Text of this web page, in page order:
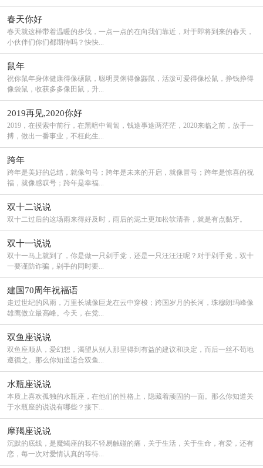
春天你好
春天就这样带着温暖的步伐，一点一点的在向我们靠近，对于即将到来的春天，
小伙伴们你们都期待吗？快快...
鼠年
祝你鼠年身体健康得像硕鼠，聪明灵俐得像鼹鼠，活泼可爱得像松鼠，挣钱挣得
像袋鼠，收获多多像田鼠，升...
2019再见,2020你好
2019，在摸索中前行，在黑暗中匍匐，钱途事途两茫茫，2020来临之前，放手一
搏，做出一番事业，不枉此生...
跨年
跨年是美好的总结，就像句号；跨年是未来的开启，就像冒号；跨年是惊喜的祝
福，就像感叹号；跨年是幸福...
双十二说说
双十二过后的这场雨来得好及时，雨后的泥土更加松软清香，就是有点黏牙。
双十一说说
双十一马上就到了，你是做一只剁手党，还是一只汪汪汪呢？对于剁手党，双十
一要谨防诈骗，剁手的同时要...
建国70周年祝福语
走过世纪的风雨，万里长城像巨龙在云中穿梭；跨国岁月的长河，珠穆朗玛峰像
雄鹰傲立最高峰。今天，在党...
双鱼座说说
双鱼座顺从，爱幻想，渴望从别人那里得到有益的建议和决定，而后一丝不苟地
遵循之。那么你知道适合双鱼...
水瓶座说说
本质上喜欢孤独的水瓶座，在他们的性格上，隐藏着顽固的一面。那么你知道关
于水瓶座的说说有哪些？接下...
摩羯座说说
沉默的底线，是魔蝎座的我不轻易触碰的痛，关于生活，关于生命，有爱，还有
恋，每一次对爱情认真的等待...